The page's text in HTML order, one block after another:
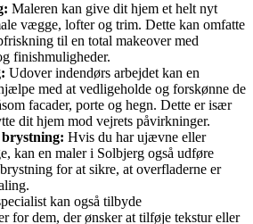
Maleren kan give dit hjem et helt nyt
vægge, lofter og trim. Dette kan omfatte
til en total makeover med
finishmuligheder.
Udover indendørs arbejdet kan en
med at vedligeholde og forskønne de
facader, porte og hegn. Dette er især
dit hjem mod vejrets påvirkninger.
Hvis du har ujævne eller
kan en maler i Solbjerg også udføre
for at sikre, at overfladerne er
kan også tilbyde
for dem, der ønsker at tilføje tekstur eller